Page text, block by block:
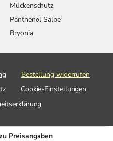
Mückenschutz
Panthenol Salbe
Bryonia
Bestellung widerrufen
Cookie-Einstellungen
Preisangaben